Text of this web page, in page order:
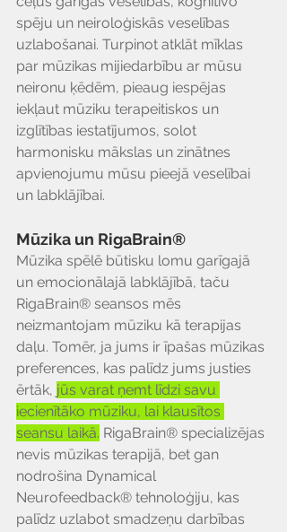
spēju un neiroloģiskās veselības
uzlabošanai. Turpinot atklāt mīklas
par mūzikas mijiedarbību ar mūsu
neironu ķēdēm, pieaug iespējas
iekļaut mūziku terapeitiskos un
izglītības iestatījumos, solot
harmonisku mākslas un zinātnes
apvienojumu mūsu pieejā veselībai
un labklājībai.
Mūzika un RigaBrain®
Mūzika spēlē būtisku lomu garīgajā
un emocionālajā labklājībā, taču
RigaBrain® seansos mēs
neizmantojam mūziku kā terapijas
daļu. Tomēr, ja jums ir īpašas mūzikas
preferences, kas palīdz jums justies
ērtāk, jūs varat ņemt līdzi savu
iecienītāko mūziku, lai klausītos
seansu laikā. RigaBrain® specializējas
nevis mūzikas terapijā, bet gan
nodrošina Dynamical
Neurofeedback® tehnoloģiju, kas
palīdz uzlabot smadzeņu darbības